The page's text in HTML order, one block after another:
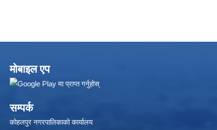
मोबाइल एप
सम्पर्क
कोहलपुर नगरपालिकाको कार्यालय